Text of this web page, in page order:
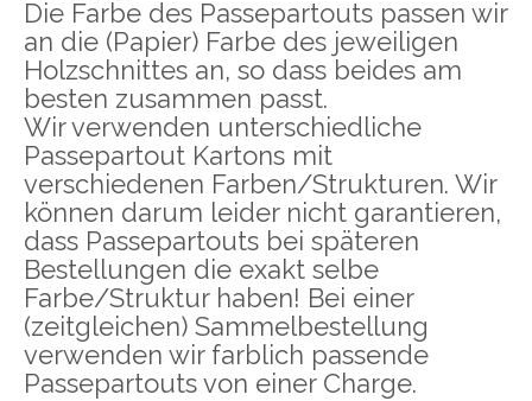
Die Farbe des Passepartouts passen wir
an die (Papier) Farbe des jeweiligen
Holzschnittes an, so dass beides am
besten zusammen passt.
Wir verwenden unterschiedliche
Passepartout Kartons mit
verschiedenen Farben/Strukturen. Wir
können darum leider nicht garantieren,
dass Passepartouts bei späteren
Bestellungen die exakt selbe
Farbe/Struktur haben! Bei einer
(zeitgleichen) Sammelbestellung
verwenden wir farblich passende
Passepartouts von einer Charge.